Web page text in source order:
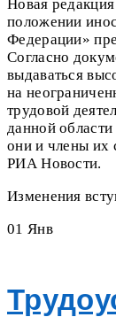
Новая
положении
Федерации»
Согласно
выдаваться
на
трудовой
данной
они и члены их
РИА Новости.
Изменения
01 Янв